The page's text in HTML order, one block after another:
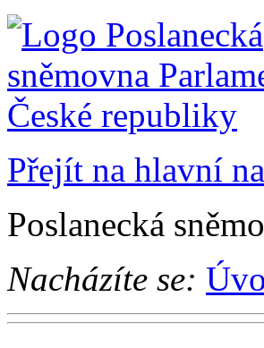
Přejít na hlavní
Poslanecká
Nacházíte se: